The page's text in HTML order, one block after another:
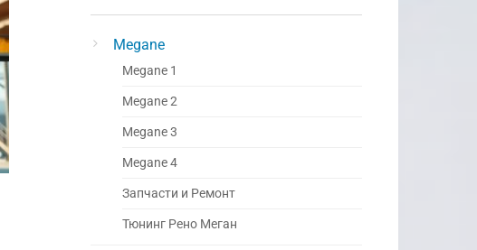
Megane
Megane 1
Megane 2
Megane 3
Megane 4
Запчасти и Ремонт
Тюнинг Рено Меган